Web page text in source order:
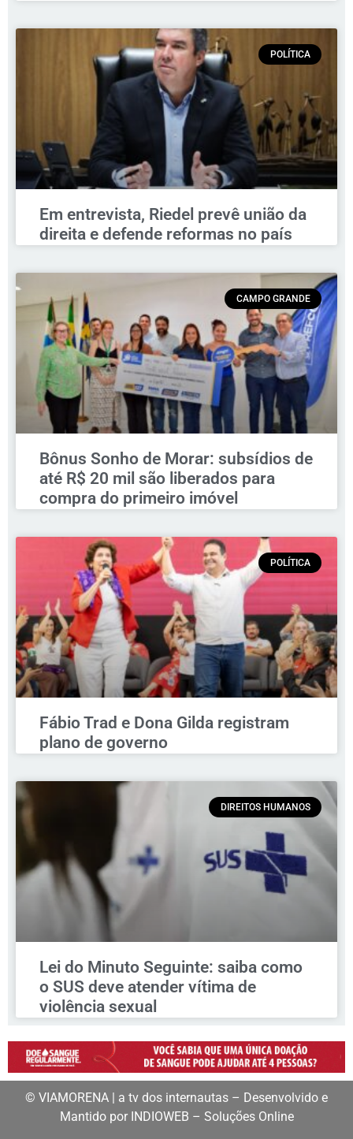
POLÍTICA
Em entrevista, Riedel prevê união da
direita e defende reformas no país
CAMPO GRANDE
Bônus Sonho de Morar: subsídios de
até R$ 20 mil são liberados para
compra do primeiro imóvel
POLÍTICA
Fábio Trad e Dona Gilda registram
plano de governo
DIREITOS HUMANOS
Lei do Minuto Seguinte: saiba como
o SUS deve atender vítima de
violência sexual
© VIAMORENA | a tv dos internautas – Desenvolvido e
Mantido por INDIOWEB – Soluções Online